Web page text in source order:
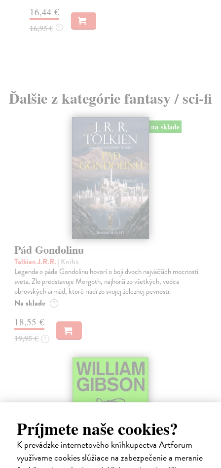
Príjmete naše cookies?
K prevádzke internetového kníhkupectva Artforum
využívame cookies slúžiace na zabezpečenie a meranie
16,44 €
16,95 € ?
Ďalšie z kategórie fantasy / sci-fi
na sklade
Pád Gondolinu
Tolkien J.R.R. | Kniha
Legenda o páde Gondolinu hovorí o boji dvoch najväčších mocností
sveta. Zlo predstavuje Morgoth, najhorší zo všetkých, vodca
obrovských armád, ktoré riadi zo svojej železnej pevnosti.
Na sklade ?
18,55 €
19,95 € ?